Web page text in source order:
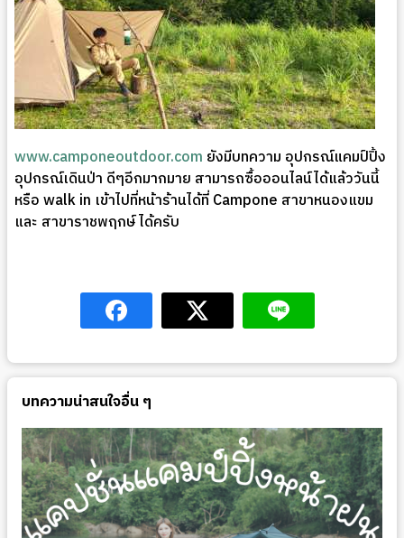
www.camponeoutdoor.com ยังมีบทความ อุปกรณ์แคมป์ปิ้ง
อุปกรณ์เดินป่า ดีๆอีกมากมาย สามารถซื้อออนไลน์ได้แล้ววันนี้
หรือ walk in เข้าไปที่หน้าร้านได้ที่ Campone สาขาหนองแขม
และ สาขาราชพฤกษ์ ได้ครับ
บทความน่าสนใจอื่น ๆ